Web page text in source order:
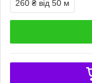
260 ₴ від 50 м